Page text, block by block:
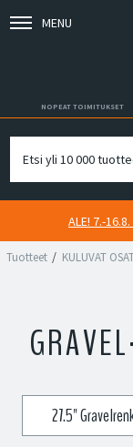
MENU
NOPEAT TOIMITUKSET
ALE! 7.-
Tuotteet KULUVAT
27.5"